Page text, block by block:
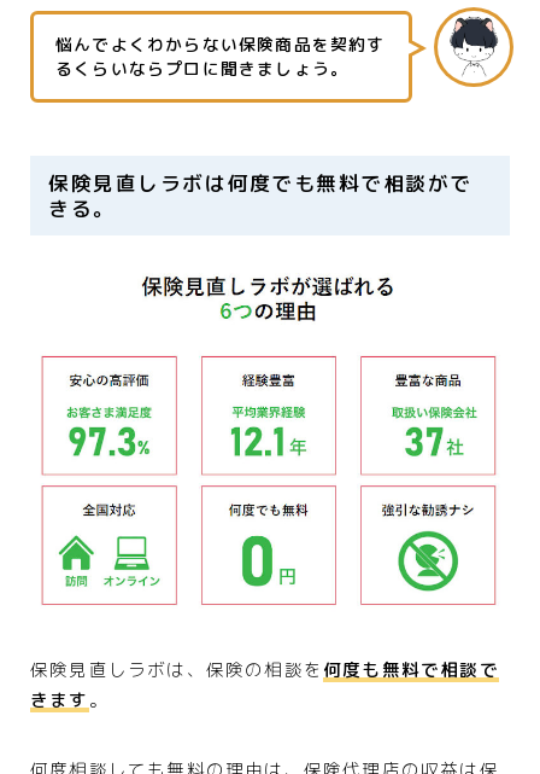
悩んでよくわからない保険商品を契約す
るくらいならプロに聞きましょう。
保険見直しラボは何度でも無料で相談がで
きる。
保険見直しラボは、保険の相談を 何度も無料で相談で
きます。